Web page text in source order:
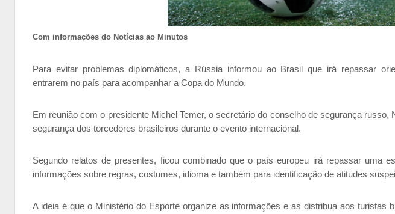
Com informações do Notícias ao Minutos
Para evitar problemas diplomáticos, a Rússia informou ao Brasil que irá repassar
entrarem no país para acompanhar a Copa do Mundo.
Em reunião com o presidente Michel Temer, o secretário do conselho de segurança russo,
segurança dos torcedores brasileiros durante o evento internacional.
Segundo relatos de presentes, ficou combinado que o país europeu irá repassar uma
informações sobre regras, costumes, idioma e também para identificação de atitudes
A ideia é que o Ministério do Esporte organize as informações e as distribua aos turistas